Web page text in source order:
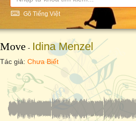
Gõ Tiếng Việt
Move - Idina Menzel
Tác giả: Chưa Biết